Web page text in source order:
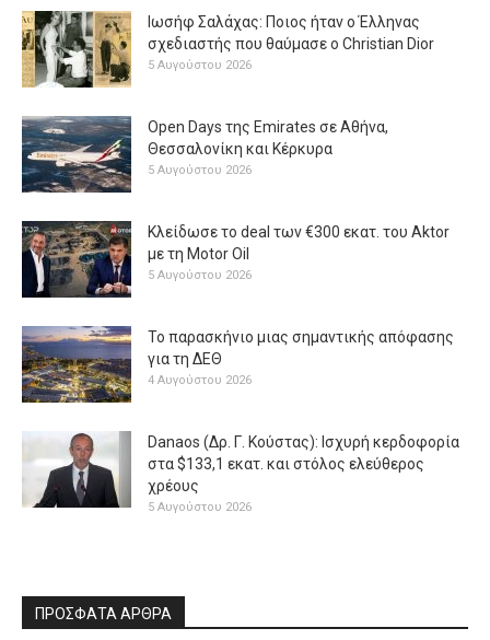
Ιωσήφ Σαλάχας: Ποιος ήταν ο Έλληνας
σχεδιαστής που θαύμασε ο Christian Dior
5 Αυγούστου 2026
Open Days της Emirates σε Αθήνα,
Θεσσαλονίκη και Κέρκυρα
5 Αυγούστου 2026
Κλείδωσε το deal των €300 εκατ. του Aktor
με τη Μotor Oil
5 Αυγούστου 2026
Το παρασκήνιο μιας σημαντικής απόφασης
για τη ΔΕΘ
4 Αυγούστου 2026
Danaos (Δρ. Γ. Κούστας): Ισχυρή κερδοφορία
στα $133,1 εκατ. και στόλος ελεύθερος
χρέους
5 Αυγούστου 2026
ΠΡΟΣΦΑΤΑ ΑΡΘΡΑ